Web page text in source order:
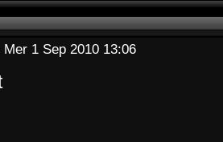
Mer 1 Sep 2010 13:06